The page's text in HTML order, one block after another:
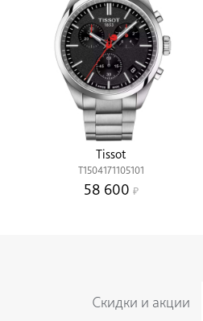
Tissot
T1504171105101
58 600
Скидки и акции